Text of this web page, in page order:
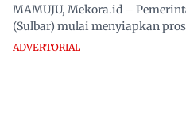
MAMUJU, Mekora.id –
(Sulbar) mulai menyiapkan
ADVERTORIAL